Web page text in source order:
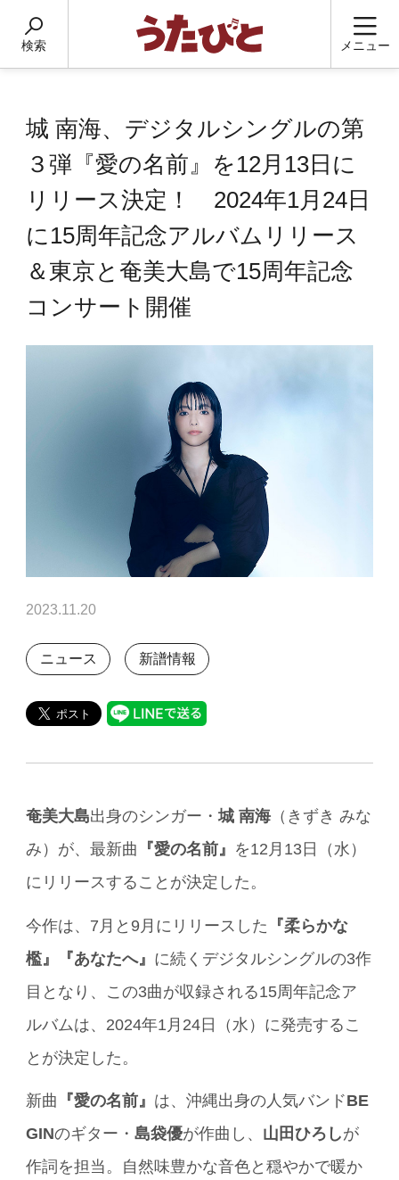
検索 メニュー
城 南海、デジタルシングルの第
３弾『愛の名前』を12月13日に
リリース決定！ 2024年1月24日
に15周年記念アルバムリリース
＆東京と奄美大島で15周年記念
コンサート開催
2023.11.20
ニュース 新譜情報
奄美大島出身のシンガー・城 南海 （きずき みな
み）が、最新曲
『愛の名前』 を12月13日（水）
にリリースすることが決定した。
今作は、7月と9月にリリースした
『柔らかな
檻』『あなたへ』 に続くデジタルシングルの3作
目となり、この3曲が収録される15周年記念ア
ルバムは、2024年1月24日（水）に発売するこ
とが決定した。
新曲 『愛の名前』 は、沖縄出身の人気バンドBE
GINのギター・島袋優が作曲し、 山田ひろしが
作詞を担当。自然味豊かな音色と穏やかで暖か